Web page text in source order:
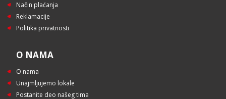
Način plaćanja
Reklamacije
Politika privatnosti
O NAMA
O nama
Unajmljujemo lokale
Postanite deo našeg tima